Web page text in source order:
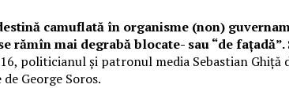
camuflată în organisme (non)
mai degrabă blocate- sau “de
politicianul și patronul media Sebastian
George Soros.